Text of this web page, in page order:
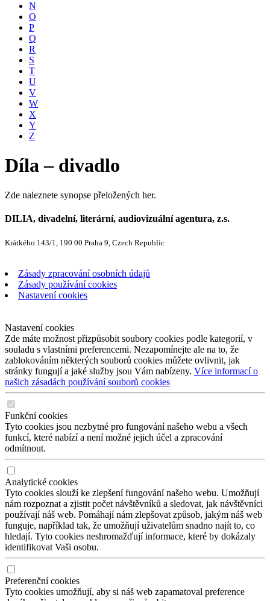
N
O
P
Q
R
S
T
U
V
W
X
Y
Z
Díla – divadlo
Zde naleznete synopse přeložených her.
DILIA, divadelní, literární, audiovizuální agentura, z.s.
Krátkého 143/1, 190 00 Praha 9, Czech Republic
Zásady zpracování osobních údajů
Zásady používání cookies
Nastavení cookies
Nastavení cookies
Zde máte možnost přizpůsobit soubory cookies podle kategorií, v
souladu s vlastními preferencemi. Nezapomínejte ale na to, že
zablokováním některých souborů cookies můžete ovlivnit, jak
stránky fungují a jaké služby jsou Vám nabízeny. Více informací o
našich zásadách používání souborů cookies
Funkční cookies
Tyto cookies jsou nezbytné pro fungování našeho webu a všech
funkcí, které nabízí a není možné jejich účel a zpracování
odmítnout.
Analytické cookies
Tyto cookies slouží ke zlepšení fungování našeho webu. Umožňují
nám rozpoznat a zjistit počet návštěvníků a sledovat, jak návštěvníci
používají náš web. Pomáhají nám zlepšovat způsob, jakým náš web
funguje, například tak, že umožňují uživatelům snadno najít to, co
hledají. Tyto cookies neshromažďují informace, které by dokázaly
identifikovat Vaši osobu.
Preferenční cookies
Tyto cookies umožňují, aby si náš web zapamatoval preference